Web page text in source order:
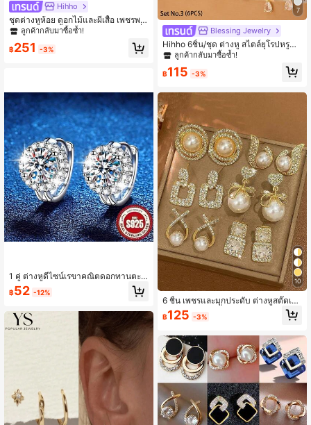
Hihho
ชุดต่างหูห้อย ดอกไม้และผีเสื้อ เพชรพล
อยหรูหรา 10 ชิ้น/ชุด สีเงิน อุปกรณ์เครื่อ
งประดับต่างหู ของขวัญสำหรับสาว ๆ พ
ร้อมกล่องของขวัญ (ชุดเครื่องประดับ)
ลูกค้ากลับมาซื้อซ้ำ!
฿251 -3%
1 คู่ ต่างหูดีไซน์เรขาคณิตดอกทานตะวั
นหรูหราเงางามไม่ก่อให้เกิดอาการแพ้ เ
หมาะสำหรับสวมใส่ประจำวันของผู้หญิ
ภาพรัก
฿52 -12%
7
Blessing Jewelry
Hihho 6ชิ้น/ชุด ต่างหู สไตล์ยุโรปหรูหร
า ลายหูข้าวสาลี, ดีไซน์แกะสลักลายดอ
กไม้กลวง, ชุดต่างหูเซอร์โคเนีย สไตล์เร
โทรคลาสสิก, เหมาะสำหรับใส่ซ้อนกันใ
ดีที่สุดสำหรับเพื่อน
ลูกค้ากลับมาซื้อซ้ำ!
฿115 -3%
10
6 ชิ้น เพชรและมุกประดับ ต่างหูสตั๊ดเซ็
ท หรูหราสไตล์ฝรั่งเศส เหมาะสำหรับสว
มใส่ประจำวันและวันหยุด
฿125 -3%